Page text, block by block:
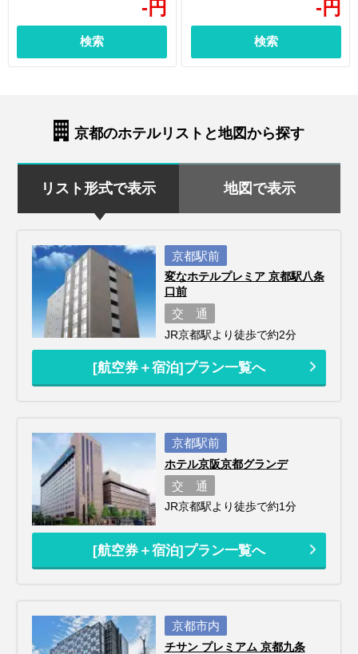
- 円
検索
- 円
検索
京都のホテルリストと地図から探す
リスト形式で表示 地図で表示
京都駅前
変なホテルプレミア 京都駅八条
口前
交 通
JR京都駅より徒歩で約2分
[航空券＋宿泊]プラン一覧へ
京都駅前
ホテル京阪京都グランデ
交 通
JR京都駅より徒歩で約1分
[航空券＋宿泊]プラン一覧へ
京都市内
チサン プレミアム 京都九条